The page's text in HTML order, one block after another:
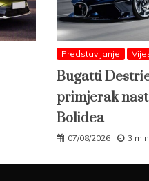
Predstavljanje
Bugatti
primjerak
Bolidea
07/08/2026 3